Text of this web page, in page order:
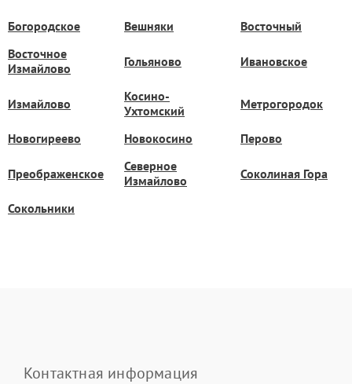
Богородское Вешняки
Восточный
Восточное
Измайлово
Гольяново Ивановское
Измайлово
Косино-
Ухтомский
Метрогородок
Новогиреево Новокосино Перово
Преображенское
Северное
Измайлово
Соколиная Гора
Сокольники
Контактная информация